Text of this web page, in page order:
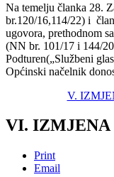
Na temelju članka 28.
br.120/16,114/22) i
ugovora, prethodnom
(NN br. 101/17 i 144/
Podturen(„Službeni
Općinski načelnik
V.
VI. IZMJENA
Print
Email